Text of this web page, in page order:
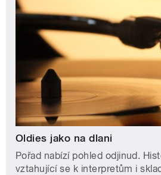
Oldies jako na dlani
Pořad nabízí pohled odjinud.
vztahující se k interpretům i